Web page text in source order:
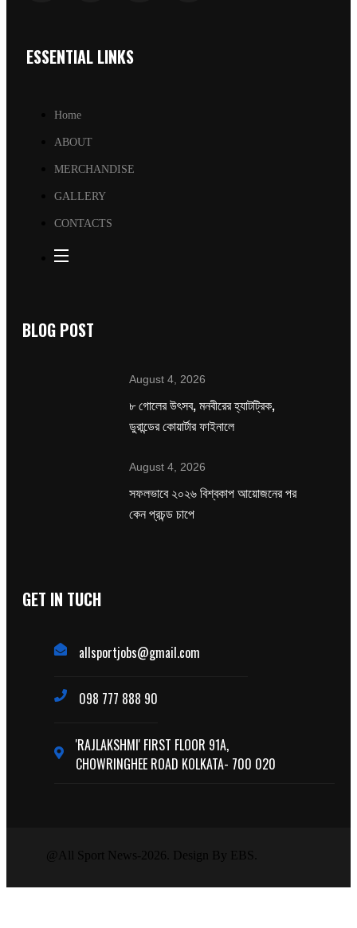
ESSENTIAL LINKS
Home
ABOUT
MERCHANDISE
GALLERY
CONTACTS
BLOG POST
August 4, 2026
৮ গোলের উৎসব, মনবীরের হ্যাটট্রিক,
ডুরান্ডের কোয়ার্টার ফাইনালে
August 4, 2026
সফলভাবে ২০২৬ বিশ্বকাপ আয়োজনের পর
কেন প্রচন্ড চাপে
GET IN TUCH
allsportjobs@gmail.com
098 777 888 90
'RAJLAKSHMI' FIRST FLOOR 91A,
CHOWRINGHEE ROAD KOLKATA- 700 020
@All Sport News-2026. Design By EBS.